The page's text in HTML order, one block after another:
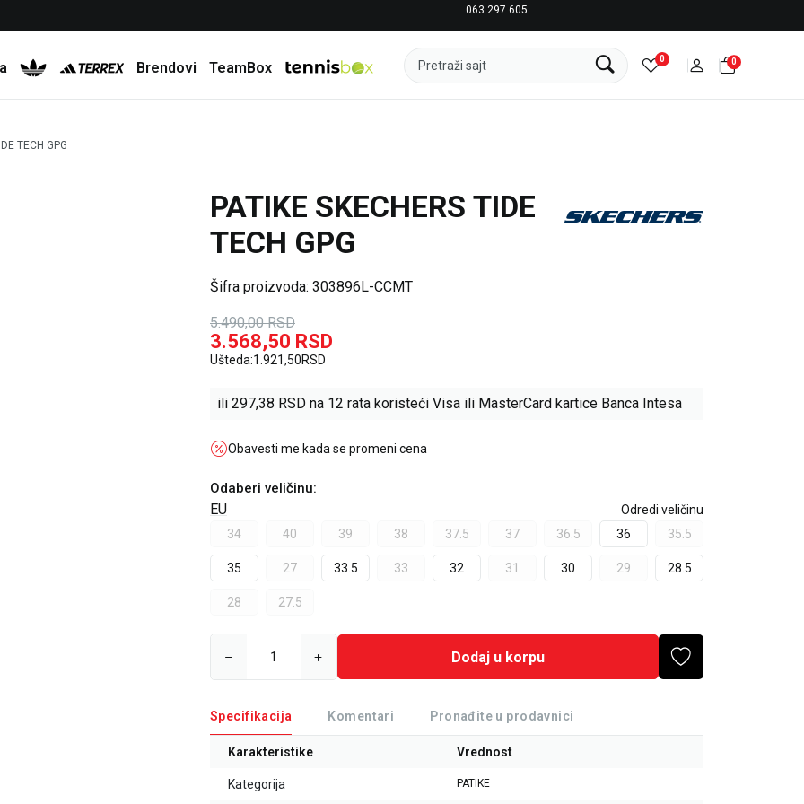
063 297 605
Brendovi TeamBox Pretraži sajt 0 0
TECH GPG
PATIKE SKECHERS TIDE
TECH GPG
Šifra proizvoda: 303896L-CCMT
5.490,00 RSD
3.568,50 RSD
Ušteda:1.921,50RSD
ili 297,38 RSD na 12 rata koristeći Visa ili MasterCard kartice Banca Intesa
Obavesti me kada se promeni cena
Odaberi veličinu:
EU
Odredi veličinu
34
40 39 38 37.5 37 36.5 36 35.5
35 27 33.5 33 32 31 30 29 28.5
28 27.5
Dodaj u korpu
Specifikacija Komentari Pronađite u prodavnici
Karakteristike Vrednost
Kategorija PATIKE